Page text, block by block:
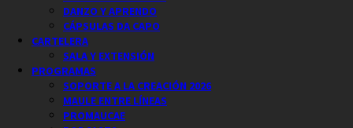
DANZO Y APRENDO
CÁPSULAS DA CAPO
CARTELERA
SALA Y EXTENSIÓN
PROGRAMAS
SOPORTE A LA CREACIÓN 2026
MAULE ENTRE LÍNEAS
PROMAUCAE